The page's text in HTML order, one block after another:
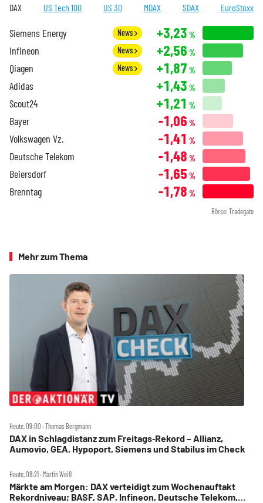
DAX US Tech 100 US 30 MDAX SDAX EuroStoxx
Siemens Energy News +3,23 %
Infineon News +2,56 %
Qiagen News +1,87 %
Adidas +1,43 %
Scout24 +1,21 %
Bayer -1,06 %
Volkswagen Vz. -1,41 %
Deutsche Telekom -1,48 %
Beiersdorf -1,65 %
Brenntag -1,78 %
Börse: Tradegate
Mehr zum Thema
Heute, 09:00 ‧ Thomas Bergmann
DAX in Schlagdistanz zum Freitags‑Rekord – Allianz,
Aumovio, GEA, Hypoport, Siemens und Stabilus im Check
Heute, 08:21 ‧ Martin Weiß
Märkte am Morgen: DAX verteidigt zum Wochenauftakt
Rekordniveau; BASF, SAP, Infineon, Deutsche Telekom,